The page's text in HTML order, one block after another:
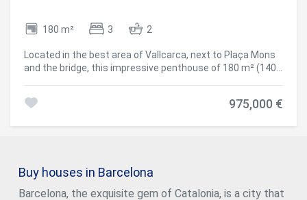
180 m² 3 2
Located in the best area of Vallcarca, next to Plaça Mons
and the bridge, this impressive penthouse of 180 m² (140
and panoramic views of all Barcelona. The property has an
dining room of more than 40 m², with access by stairs to
975,000 €
Buy houses in Barcelona
Barcelona, the exquisite gem of Catalonia, is a city that